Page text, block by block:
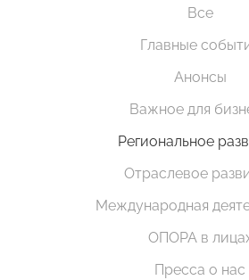
Все
Главные
Анонсы
Важное для
Региональное
Отраслевое
Международная
ОПОРА в
Пресса о нас